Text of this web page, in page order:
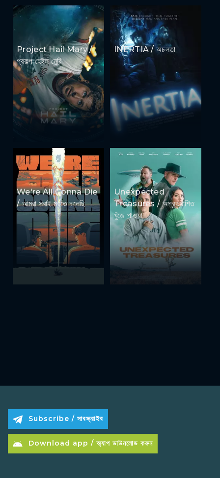
Project Hail Mary /
প্রকল্প হেইল মেরি
INERTIA / অচলতা
We're All Gonna Die
/ আমরা সবাই মরতে চলেছি
Unexpected
Treasures / অপ্রত্যাশিত
খুঁজে পাওয়া
Subscribe / সাবস্ক্রাইব
Download app / অ্যাপ ডাউনলোড করুন